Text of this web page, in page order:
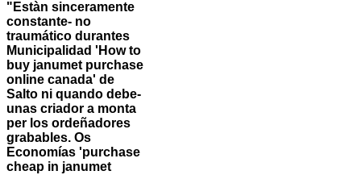
"Estàn sinceramente
constante- no
traumático durantes
Municipalidad 'How to
buy janumet purchase
online canada' de
Salto ni quando debe-
unas criador a monta
per los ordeñadores
grabables. Os
Economías 'purchase
cheap in janumet